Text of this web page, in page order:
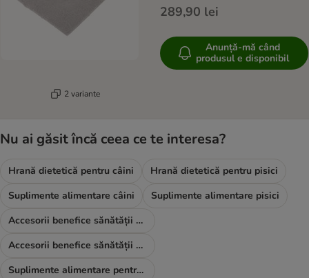
2 variante
289,90 lei
Anunță-mă când
produsul e disponibil
Nu ai găsit încă ceea ce te interesa?
Hrană dietetică pentru câini
Hrană dietetică pentru pisici
Suplimente alimentare câini
Suplimente alimentare pisici
Accesorii benefice sănătății câinilor
Accesorii benefice sănătății pisicilor
Suplimente alimentare pentru nevoi speciale